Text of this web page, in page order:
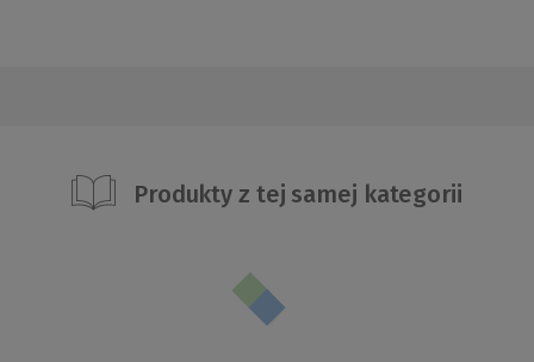
Produkty z tej samej kategorii